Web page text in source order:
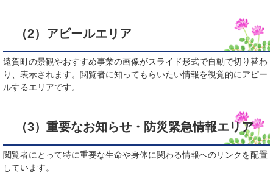
（2）アピールエリア
遠賀町の景観やおすすめ事業の画像がスライド形式で自動で切り替わ
り、表示されます。閲覧者に知ってもらいたい情報を視覚的にアピー
ルするエリアです。
（3）重要なお知らせ・防災緊急情報エリア
閲覧者にとって特に重要な生命や身体に関わる情報へのリンクを配置
しています。